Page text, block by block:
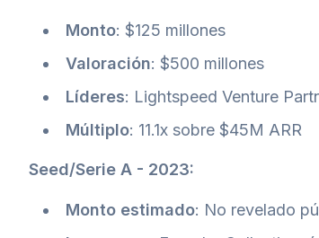
Monto: $125 millones
Valoración: $500 millones
Líderes: Lightspeed Venture
Múltiplo: 11.1x sobre $45M ARR
Seed/Serie A - 2023:
Monto estimado: No revelado